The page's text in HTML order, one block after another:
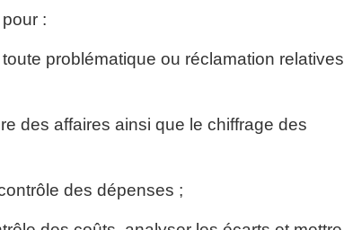
:
problématique ou réclamation relatives
des affaires ainsi que le chiffrage des
des dépenses ;